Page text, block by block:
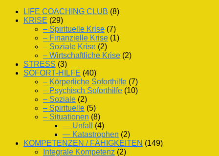
LIFE COACHING CLUB (8)
KRISE (29)
– Spirituelle Krise (7)
– Finanzielle Krise (1)
– Soziale Krise (2)
– Wirtschaftliche Krise (2)
STRESS (3)
SOFORT-HILFE (40)
– Körperliche Soforthilfe (7)
– Psychisch Soforthilfe (10)
– Soziale (2)
– Spirituelle (5)
– Situationen (8)
— Unfall
(4)
— Katastrophen (2)
KOMPETENZEN / FÄHIGKEITEN (149)
Integrale Kompetenz (2)